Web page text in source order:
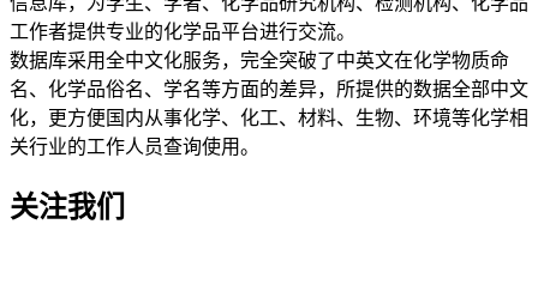
工作者提供专业的化学品平台进行交流。
数据库采用全中文化服务，完全突破了中英文在化学物质命
名、化学品俗名、学名等方面的差异，所提供的数据全部中文
化，更方便国内从事化学、化工、材料、生物、环境等化学相
关行业的工作人员查询使用。
关注我们